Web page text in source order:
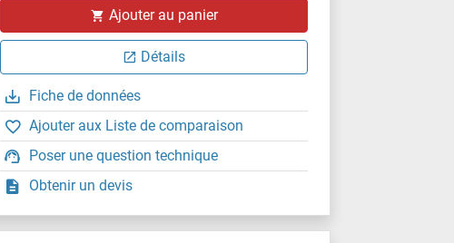
Ajouter au panier
Détails
Fiche de données
Ajouter aux Liste de comparaison
Poser une question technique
Obtenir un devis